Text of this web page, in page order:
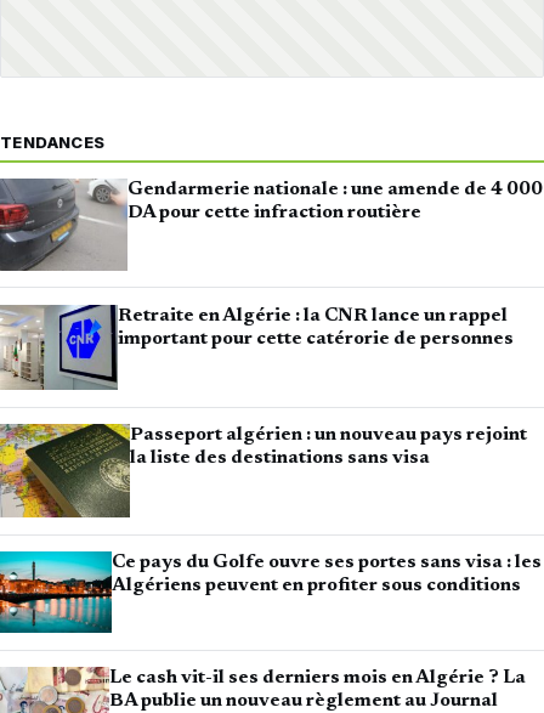
TENDANCES
Gendarmerie nationale : une amende de 4 000
DA pour cette infraction routière
Retraite en Algérie : la CNR lance un rappel
important pour cette catérorie de personnes
Passeport algérien : un nouveau pays rejoint
la liste des destinations sans visa
Ce pays du Golfe ouvre ses portes sans visa : les
Algériens peuvent en profiter sous conditions
Le cash vit-il ses derniers mois en Algérie ? La
BA publie un nouveau règlement au Journal